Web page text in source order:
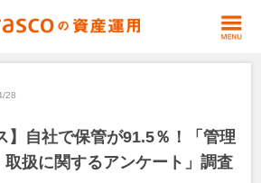
28
】自社で保管が91.5％！「管理
扱に関するアンケート」調査